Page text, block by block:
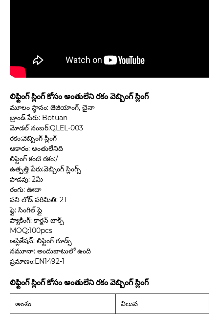
లిఫ్టింగ్ స్లింగ్ కోసం అంతులేని రకం వెబ్బింగ్ స్లింగ్
మూలం స్థానం: జెజియాంగ్, చైనా
బ్రాండ్ పేరు: Botuan
మోడల్ నంబర్:QLEL-003
రకం:వెబ్బింగ్ స్లింగ్
ఆకారం: అంతులేనిది
లిఫ్టింగ్ కంటి రకం:/
ఉత్పత్తి పేరు:వెబ్బింగ్ స్లింగ్స్
పొడవు: 2మీ
రంగు: ఊదా
పని లోడ్ పరిమితి: 2T
ప్లై: సింగిల్ ప్లై
ప్యాకింగ్: కార్టన్ బాక్స్
MOQ:100pcs
అప్లికేషన్: లిఫ్టింగ్ గూడ్స్
నమూనా: అందుబాటులో ఉంది
ప్రమాణం:EN1492-1
లిఫ్టింగ్ స్లింగ్ కోసం అంతులేని రకం వెబ్బింగ్ స్లింగ్
అంశం విలువ